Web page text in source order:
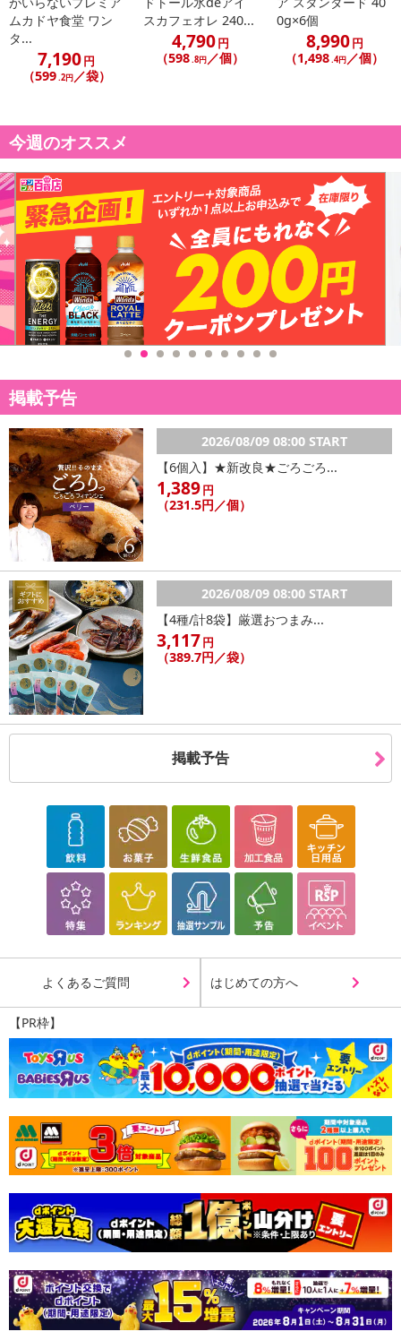
ムカドヤ食堂 ワン
タ...
7,190円
（599.2円／袋）
スカフェオレ 240...
4,790円
（598.8円／個）
0g×6個
8,990円
（1,498.4円／個）
今週のオススメ
掲載予告
2026/08/09 08:00 START
【6個入】★新改良★ごろごろ...
1,389円
（231.5円／個）
2026/08/09 08:00 START
【4種/計8袋】厳選おつまみ...
3,117円
（389.7円／袋）
掲載予告
よくあるご質問 はじめての方へ
【PR枠】